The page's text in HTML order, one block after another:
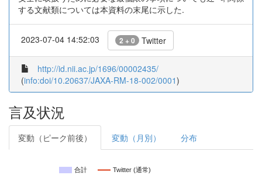
する文献類については本資料の末尾に示した.
2023-07-04 14:52:03 2 + 0 Twitter
http://id.nii.ac.jp/1696/00002435/
(info:doi/10.20637/JAXA-RM-18-002/0001)
言及状況
変動（ピーク前後） 変動（月別） 分布
合計 Twitter (通常)